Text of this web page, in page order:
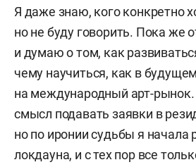
Я даже знаю, кого конкретно
но не буду говорить. Пока же
и думаю о том, как
чему научиться, как в
на международный арт-рынок.
смысл подавать заявки в
но по иронии судьбы я начала
локдауна, и с тех пор все